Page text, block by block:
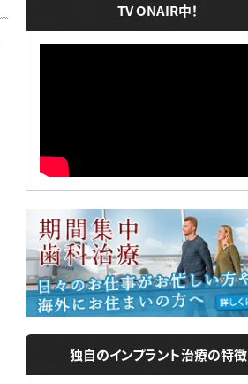
TV ONAIR中！
独自のインプラント治療の特徴